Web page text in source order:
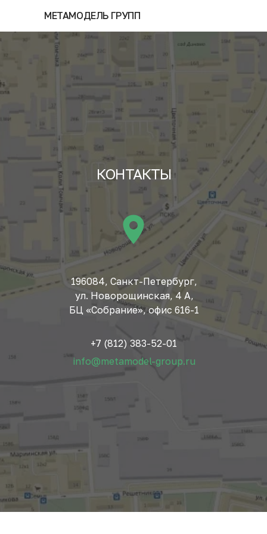
МЕТАМОДЕЛЬ ГРУПП
КОНТАКТЫ
info@metamodel-group.ru
+7 (812) 383-52-01
196084, Санкт-Петербург,
ул. Новорощинская, 4 А,
БЦ «Собрание», офис 616-1